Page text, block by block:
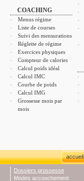
COACHING
Menus régime
Liste de courses
Suivi des mensurations
Réglette de régime
Exercices physiques
Compteur de calories
Calcul poids idéal
Calcul IMC
Courbe de poids
Calcul IMG
Grossesse mois par
mois
accueil
Dossiers grossesse
Modes accouchement